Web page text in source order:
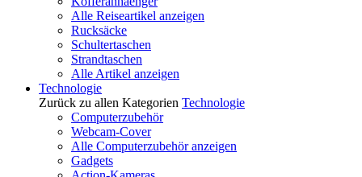
Alle Reiseartikel anzeigen
Rucksäcke
Schultertaschen
Strandtaschen
Alle Artikel anzeigen
Technologie
Zurück zu allen Kategorien Technologie
Computerzubehör
Webcam-Cover
Alle Computerzubehör anzeigen
Gadgets